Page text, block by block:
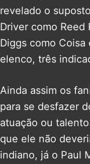
revelado o
Driver como Reed
Diggs como Coisa
elenco, três
Ainda assim os
para se desfazer
atuação ou
que ele não
indiano, já o Paul